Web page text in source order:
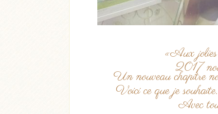
«Aux jolies
2017
Un nouveau chapitre
Voici ce que je
Avec
Acheter Lire